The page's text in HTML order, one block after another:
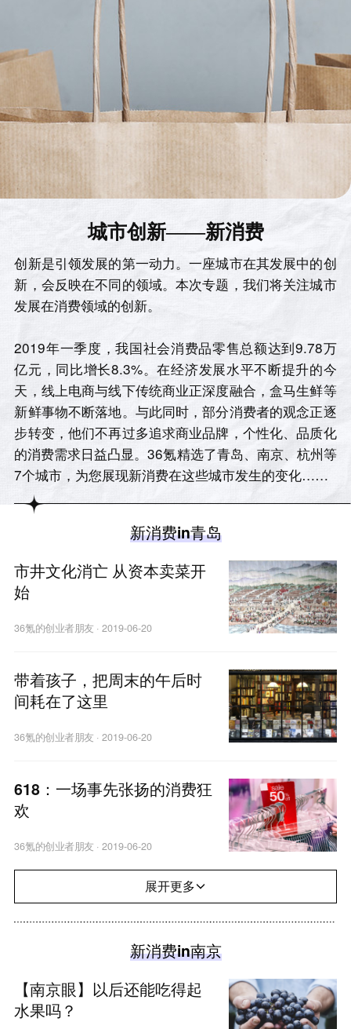
城市创新——新消费
创新是引领发展的第一动力。一座城市在其发展中的创
新，会反映在不同的领域。本次专题，我们将关注城市
发展在消费领域的创新。
2019年一季度，我国社会消费品零售总额达到9.78万
亿元，同比增长8.3%。在经济发展水平不断提升的今
天，线上电商与线下传统商业正深度融合，盒马生鲜等
新鲜事物不断落地。与此同时，部分消费者的观念正逐
步转变，他们不再过多追求商业品牌，个性化、品质化
的消费需求日益凸显。36氪精选了青岛、南京、杭州等
7个城市，为您展现新消费在这些城市发生的变化……
新消费in青岛
市井文化消亡 从资本卖菜开
始
36氪的创业者朋友 ·2019-06-20
带着孩子，把周末的午后时
间耗在了这里
36氪的创业者朋友 ·2019-06-20
618：一场事先张扬的消费狂
欢
36氪的创业者朋友 ·2019-06-20
展开更多
新消费in南京
【南京眼】以后还能吃得起
水果吗？